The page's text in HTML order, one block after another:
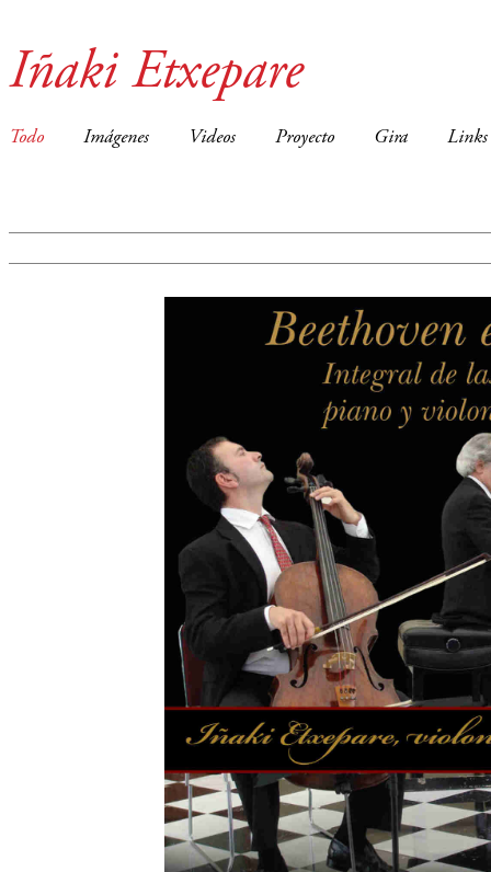
Iñaki Etxepare
Todo Imágenes Videos Proyecto Gira Links